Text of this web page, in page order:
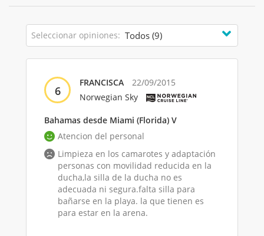
Seleccionar opiniones:
6
FRANCISCA
22/09/2015
Norwegian Sky
Bahamas desde Miami (Florida) V
Atencion del personal
Limpieza en los camarotes y adaptación
personas con movilidad reducida en la
ducha,la silla de la ducha no es
adecuada ni segura.falta silla para
bañarse en la playa. la que tienen es
para estar en la arena.